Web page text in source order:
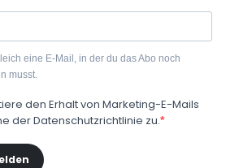
eine E-Mail, in der du das Abo noch
musst.
den Erhalt von Marketing-E-Mails
der Datenschutzrichtlinie zu.